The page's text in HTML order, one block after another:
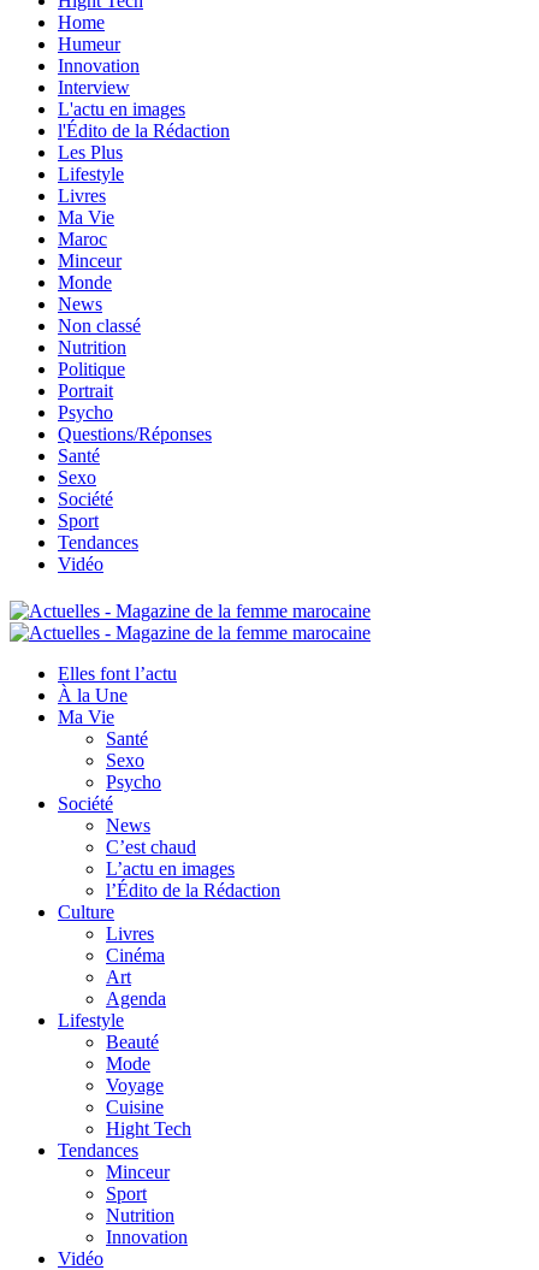
Home
Humeur
Innovation
Interview
L'actu en images
l'Édito de la Rédaction
Les Plus
Lifestyle
Livres
Ma Vie
Maroc
Minceur
Monde
News
Non classé
Nutrition
Politique
Portrait
Psycho
Questions/Réponses
Santé
Sexo
Société
Sport
Tendances
Vidéo
Elles font l’actu
À la Une
Ma Vie
Santé
Sexo
Psycho
Société
News
C’est chaud
L’actu en images
l’Édito de la Rédaction
Culture
Livres
Cinéma
Art
Agenda
Lifestyle
Beauté
Mode
Voyage
Cuisine
Hight Tech
Tendances
Minceur
Sport
Nutrition
Innovation
Vidéo